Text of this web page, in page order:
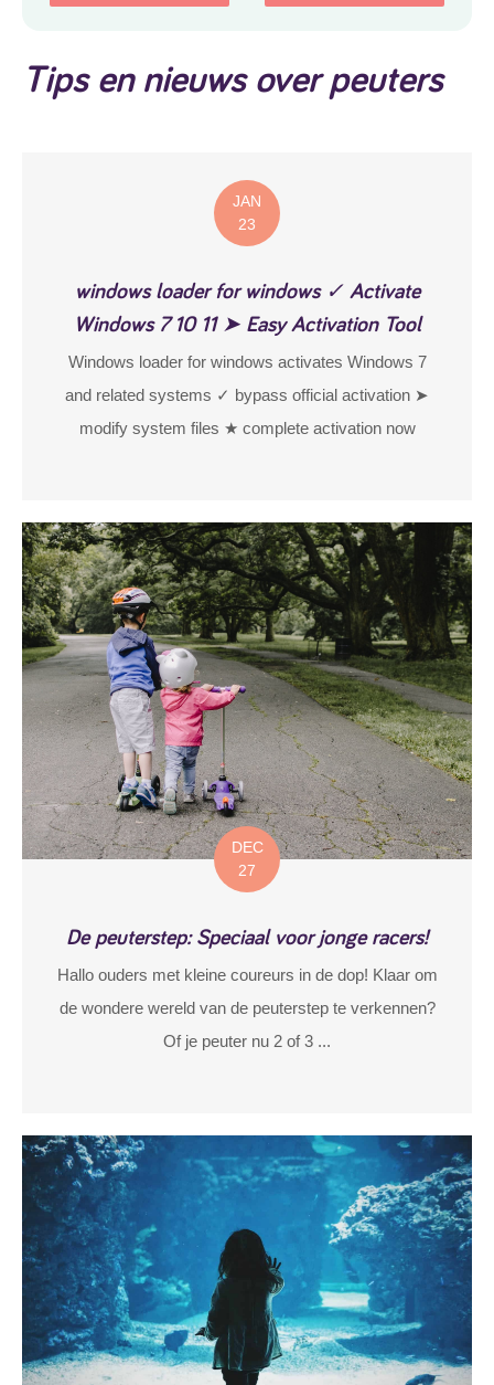
Tips en nieuws over peuters
JAN
23
windows loader for windows ✓ Activate
Windows 7 10 11 ➤ Easy Activation Tool
Windows loader for windows activates Windows 7
and related systems ✓ bypass official activation ➤
modify system files ★ complete activation now
DEC
27
De peuterstep: Speciaal voor jonge racers!
Hallo ouders met kleine coureurs in de dop! Klaar om
de wondere wereld van de peuterstep te verkennen?
Of je peuter nu 2 of 3 ...